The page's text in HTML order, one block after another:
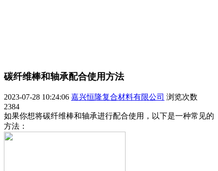
碳纤维棒和轴承配合使用方法
2023-07-28 10:24:06 嘉兴恒隆复合材料有限公司 浏览次数
2384
如果你想将碳纤维棒和轴承进行配合使用，以下是一种常见的
方法：